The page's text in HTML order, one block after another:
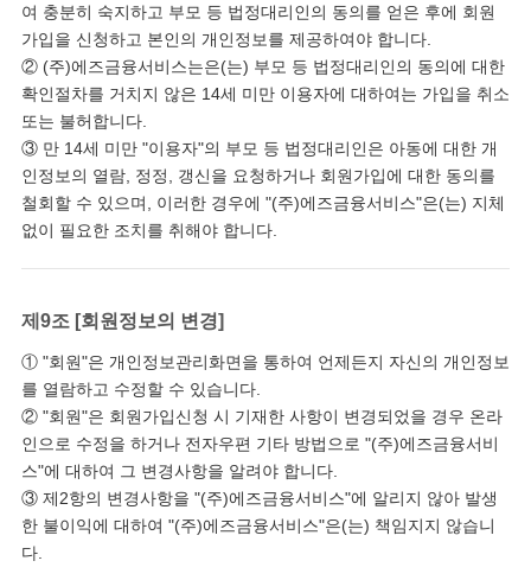
여 충분히 숙지하고 부모 등 법정대리인의 동의를 얻은 후에 회원
가입을 신청하고 본인의 개인정보를 제공하여야 합니다.
② (주)에즈금융서비스는은(는) 부모 등 법정대리인의 동의에 대한
확인절차를 거치지 않은 14세 미만 이용자에 대하여는 가입을 취소
또는 불허합니다.
③ 만 14세 미만 "이용자"의 부모 등 법정대리인은 아동에 대한 개
인정보의 열람, 정정, 갱신을 요청하거나 회원가입에 대한 동의를
철회할 수 있으며, 이러한 경우에 "(주)에즈금융서비스"은(는) 지체
없이 필요한 조치를 취해야 합니다.
제9조 [회원정보의 변경]
① "회원"은 개인정보관리화면을 통하여 언제든지 자신의 개인정보
를 열람하고 수정할 수 있습니다.
② "회원"은 회원가입신청 시 기재한 사항이 변경되었을 경우 온라
인으로 수정을 하거나 전자우편 기타 방법으로 "(주)에즈금융서비
스"에 대하여 그 변경사항을 알려야 합니다.
③ 제2항의 변경사항을 "(주)에즈금융서비스"에 알리지 않아 발생
한 불이익에 대하여 "(주)에즈금융서비스"은(는) 책임지지 않습니
다.